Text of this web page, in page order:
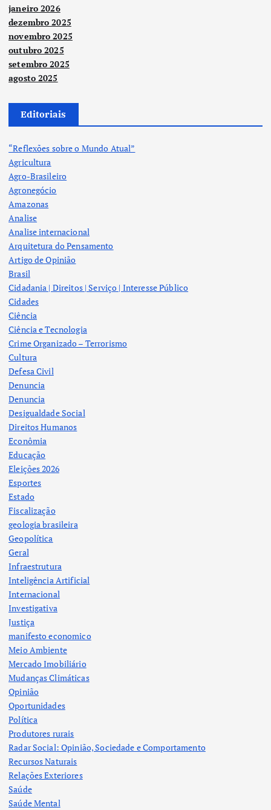
janeiro 2026
dezembro 2025
novembro 2025
outubro 2025
setembro 2025
agosto 2025
Editoriais
“Reflexões sobre o Mundo Atual”
Agricultura
Agro-Brasileiro
Agronegócio
Amazonas
Analise
Analise internacional
Arquitetura do Pensamento
Artigo de Opinião
Brasil
Cidadania | Direitos | Serviço | Interesse Público
Cidades
Ciência
Ciência e Tecnologia
Crime Organizado – Terrorismo
Cultura
Defesa Civil
Denuncia
Denuncia
Desigualdade Social
Direitos Humanos
Econômia
Educação
Eleições 2026
Esportes
Estado
Fiscalização
geologia brasileira
Geopolítica
Geral
Infraestrutura
Inteligência Artificial
Internacional
Investigativa
Justiça
manifesto economico
Meio Ambiente
Mercado Imobiliário
Mudanças Climáticas
Opinião
Oportunidades
Política
Produtores rurais
Radar Social: Opinião, Sociedade e Comportamento
Recursos Naturais
Relações Exteriores
Saúde
Saúde Mental